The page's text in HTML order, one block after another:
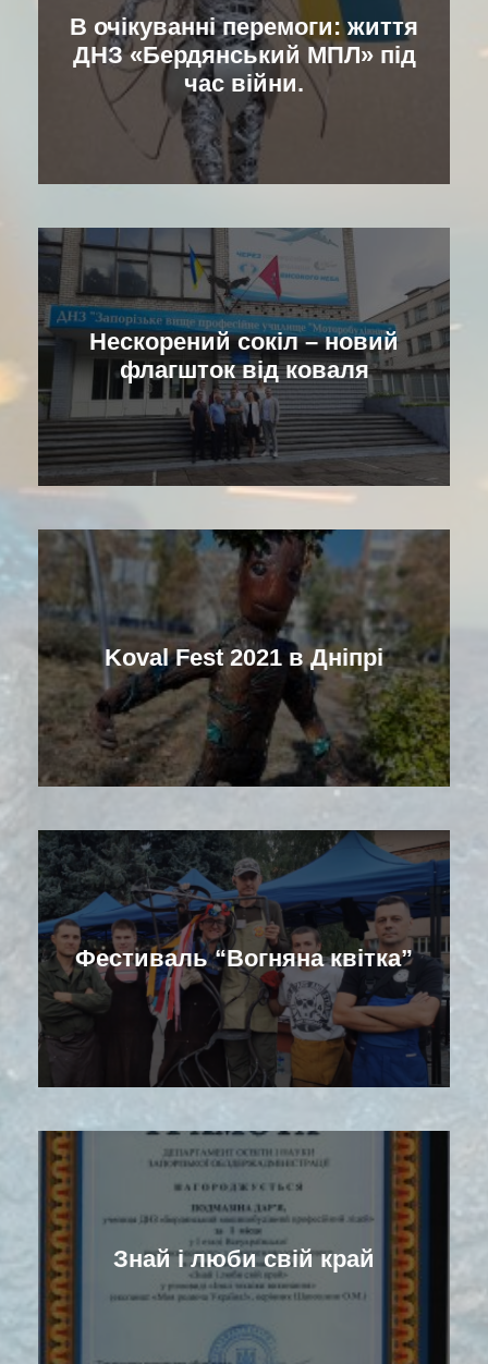
В очікуванні перемоги: життя
ДНЗ «Бердянський МПЛ» під
час війни.
Нескорений сокіл – новий
флагшток від коваля
Koval Fest 2021 в Дніпрі
Фестиваль “Вогняна квітка”
Знай і люби свій край